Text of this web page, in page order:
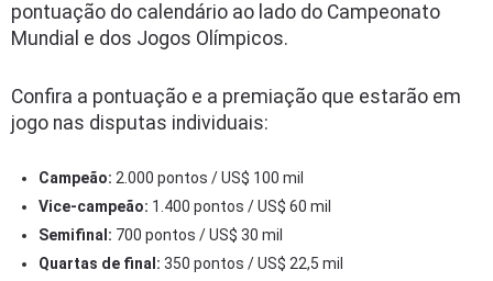
pontuação do calendário ao lado do Campeonato
Mundial e dos Jogos Olímpicos.
Confira a pontuação e a premiação que estarão em
jogo nas disputas individuais:
Campeão: 2.000 pontos / US$ 100 mil
Vice-campeão: 1.400 pontos / US$ 60 mil
Semifinal: 700 pontos / US$ 30 mil
Quartas de final: 350 pontos / US$ 22,5 mil